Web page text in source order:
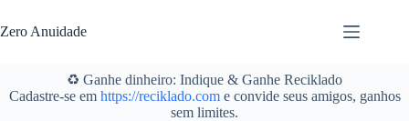
para
o
Zero Anuidade
♻️ Ganhe dinheiro: Indique & Ganhe Reciklado
Cadastre-se em https://reciklado.come convide seus amigos, ganhos
sem limites.